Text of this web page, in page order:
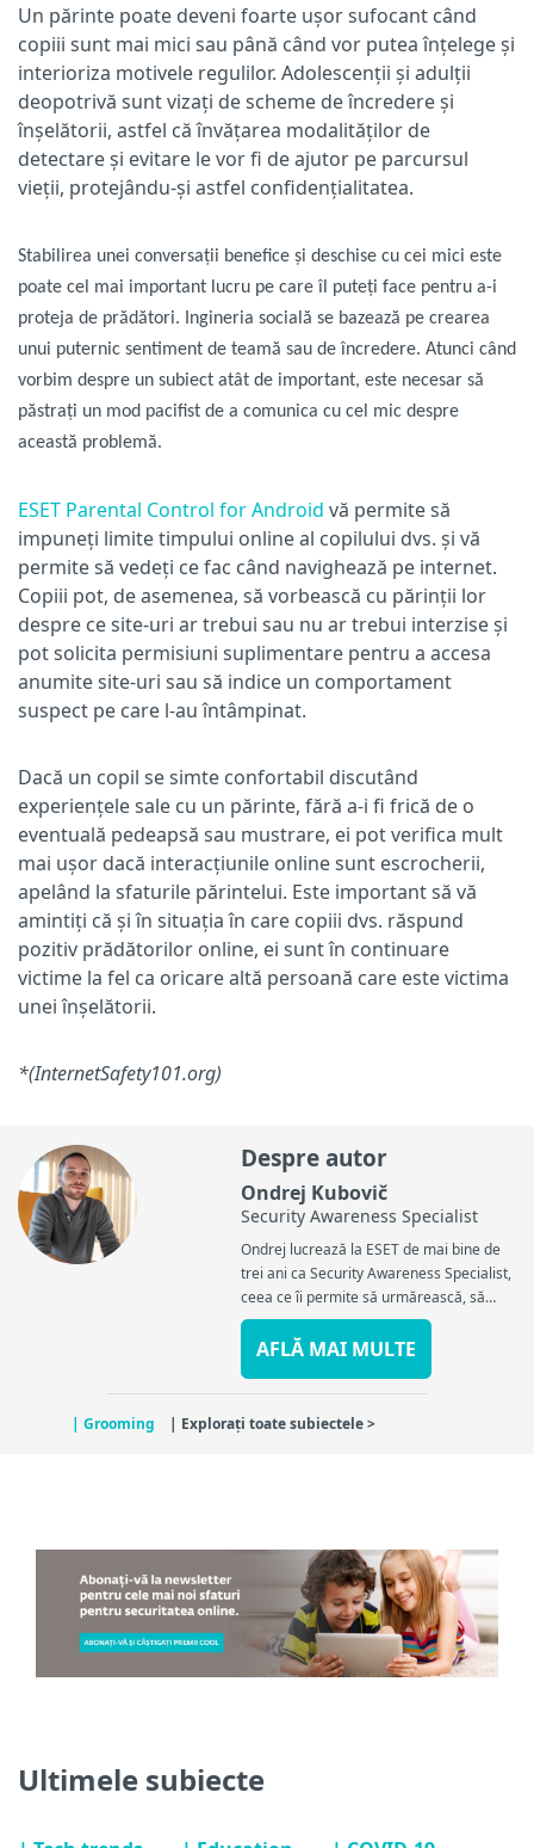
Un părinte poate deveni foarte ușor sufocant când
copiii sunt mai mici sau până când vor putea înțelege și
interioriza motivele regulilor. Adolescenții și adulții
deopotrivă sunt vizați de scheme de încredere și
înșelătorii, astfel că învățarea modalităților de
detectare și evitare le vor fi de ajutor pe parcursul
vieții, protejându-și astfel confidențialitatea.
Stabilirea unei conversații benefice și deschise cu cei mici este
poate cel mai important lucru pe care îl puteți face pentru a-i
proteja de prădători. Ingineria socială se bazează pe crearea
unui puternic sentiment de teamă sau de încredere. Atunci când
vorbim despre un subiect atât de important, este necesar să
păstrați un mod pacifist de a comunica cu cel mic despre
această problemă.
ESET Parental Control for Android vă permite să
impuneți limite timpului online al copilului dvs. și vă
permite să vedeți ce fac când navighează pe internet.
Copiii pot, de asemenea, să vorbească cu părinții lor
despre ce site-uri ar trebui sau nu ar trebui interzise și
pot solicita permisiuni suplimentare pentru a accesa
anumite site-uri sau să indice un comportament
suspect pe care l-au întâmpinat.
Dacă un copil se simte confortabil discutând
experiențele sale cu un părinte, fără a-i fi frică de o
eventuală pedeapsă sau mustrare, ei pot verifica mult
mai ușor dacă interacțiunile online sunt escrocherii,
apelând la sfaturile părintelui. Este important să vă
amintiți că și în situația în care copiii dvs. răspund
pozitiv prădătorilor online, ei sunt în continuare
victime la fel ca oricare altă persoană care este victima
unei înșelătorii.
*(InternetSafety101.org)
Despre autor
Ondrej Kubovič
Security Awareness Specialist
Ondrej lucrează la ESET de mai bine de
trei ani ca Security Awareness Specialist,
ceea ce îi permite să urmărească, să
scrie și să vorbească despre cele mai
recente amenințări în materie de
securitate cibernetică...
AFLĂ MAI MULTE
| Grooming | Explorați toate subiectele >
Ultimele subiecte